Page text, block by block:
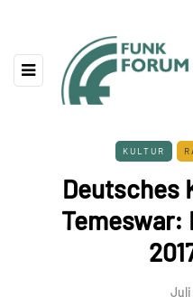
KULTUR
Deutsches
Juli